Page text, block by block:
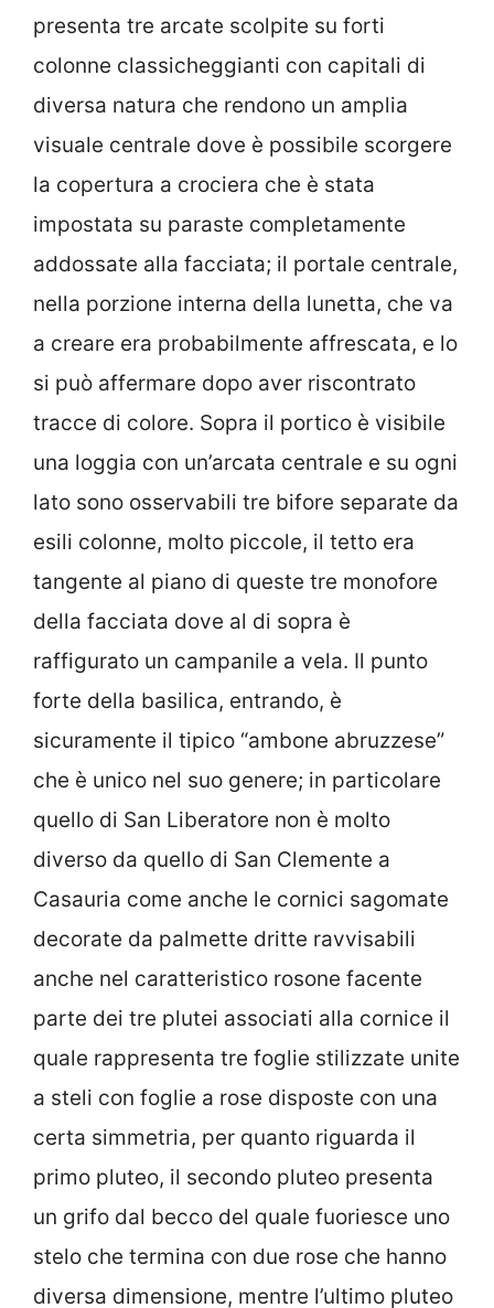
presenta tre arcate scolpite su forti
colonne classicheggianti con capitali di
diversa natura che rendono un amplia
visuale centrale dove è possibile scorgere
la copertura a crociera che è stata
impostata su paraste completamente
addossate alla facciata; il portale centrale,
nella porzione interna della lunetta, che va
a creare era probabilmente affrescata, e lo
si può affermare dopo aver riscontrato
tracce di colore. Sopra il portico è visibile
una loggia con un’arcata centrale e su ogni
lato sono osservabili tre bifore separate da
esili colonne, molto piccole, il tetto era
tangente al piano di queste tre monofore
della facciata dove al di sopra è
raffigurato un campanile a vela. Il punto
forte della basilica, entrando, è
sicuramente il tipico “ambone abruzzese”
che è unico nel suo genere; in particolare
quello di San Liberatore non è molto
diverso da quello di San Clemente a
Casauria come anche le cornici sagomate
decorate da palmette dritte ravvisabili
anche nel caratteristico rosone facente
parte dei tre plutei associati alla cornice il
quale rappresenta tre foglie stilizzate unite
a steli con foglie a rose disposte con una
certa simmetria, per quanto riguarda il
primo pluteo, il secondo pluteo presenta
un grifo dal becco del quale fuoriesce uno
stelo che termina con due rose che hanno
diversa dimensione, mentre l’ultimo pluteo